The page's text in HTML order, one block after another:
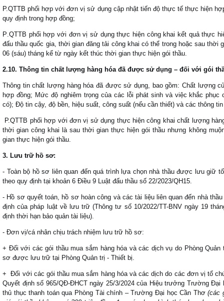
P.QTTB phối hợp với đơn vị sử dụng cập nhật tiến độ thực tế thực hiện
quy định trong hợp đồng;
P.QTTB phối hợp với đơn vị sử dụng thực hiện công khai kết quả thực
đấu thầu quốc gia, thời gian đăng tải công khai có thể trong hoặc sau thời
06 (sáu) tháng kể từ ngày kết thúc thời gian thực hiện gói thầu.
2.10. Thông tin chất lượng hàng hóa đã được sử dụng – đối với gói
Thông tin chất lượng hàng hóa đã được sử dụng, bao gồm: Chất lượng
hợp đồng; Mức độ nghiêm trọng của các lỗi phát sinh và việc khắc
có); Độ tin cậy, độ bền, hiệu suất, công suất (nếu cần thiết) và các thông
P.QTTB phối hợp với đơn vị sử dụng thực hiện công khai chất lượng
thời gian công khai là sau thời gian thực hiện gói thầu nhưng không
gian thực hiện gói thầu.
3. Lưu trữ hồ sơ:
- Toàn bộ hồ sơ liên quan đến quá trình lựa chọn nhà thầu được lưu giữ
theo quy định tại khoản 6 Điều 9 Luật đấu thầu số 22/2023/QH15.
- Hồ sơ quyết toán, hồ sơ hoàn công và các tài liệu liên quan đến nhà
định của pháp luật về lưu trữ (Thông tư số 10/2022/TT-BNV ngày 19
định thời hạn bảo quản tài liệu).
- Đơn vị/cá nhân chịu trách nhiệm lưu trữ hồ sơ:
+ Đối với các gói thầu mua sắm hàng hóa và các dịch vụ do Phòng
sơ được lưu trữ tại Phòng Quản trị - Thiết bị.
+ Đối với các gói thầu mua sắm hàng hóa và các dịch do các đơn vị tổ
Quyết định số 965/QĐ-ĐHCT ngày 25/3/2024 của Hiệu trưởng Trường
thủ thục thanh toán qua Phòng Tài chính – Trường Đại học Cần Thơ(các